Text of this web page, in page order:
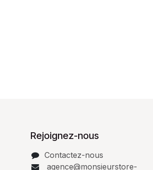
Rejoignez-nous
Contactez-nous
agence@monsieurstore-